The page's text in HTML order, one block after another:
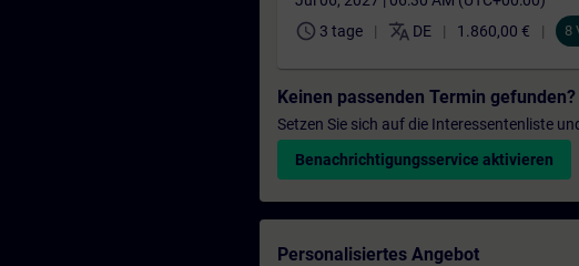
schedule 3 tage translate DE 1.860,00 € 8
Keinen passenden Termin gefunden?
Setzen Sie sich auf die Interessentenliste
Benachrichtigungsservice aktivieren
Personalisiertes Angebot